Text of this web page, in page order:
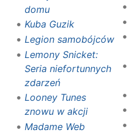
domu
Kuba Guzik
Legion samobójców
Lemony Snicket:
Seria niefortunnych
zdarzeń
Looney Tunes
znowu w akcji
Madame Web